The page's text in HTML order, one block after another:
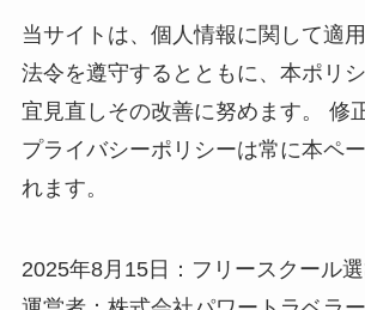
当サイトは、個人情報に関して適
法令を遵守するとともに、本ポリ
宜見直しその改善に努めます。 修
プライバシーポリシーは常に本ペ
れます。
2025年8月15日：フリースクール